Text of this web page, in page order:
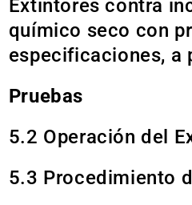
Extintores contra
químico seco con
especificaciones, a
Pruebas
5.2 Operación del
5.3 Procedimiento